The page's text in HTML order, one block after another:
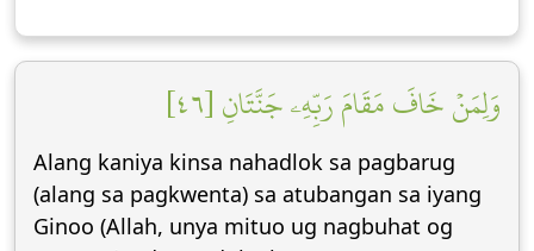
وَلِمَنۡ خَافَ مَقَامَ رَبِّهِۦ جَنَّتَانِ [٤٦]
​​Alang kaniya kinsa nahadlok sa pagbarug
(alang sa pagkwenta) sa atubangan sa iyang
Ginoo (Allah, unya mituo ug nagbuhat og